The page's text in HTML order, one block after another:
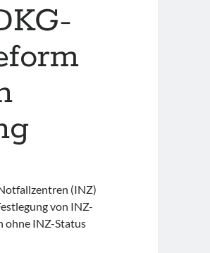
(INZ)
von INZ-
ohne INZ-Status